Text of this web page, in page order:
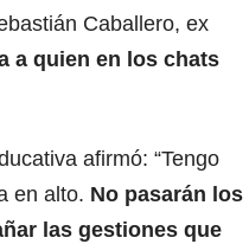
Caballero, ex
a quien en los chats
afirmó: “Tengo
en alto. No pasarán los
las gestiones que